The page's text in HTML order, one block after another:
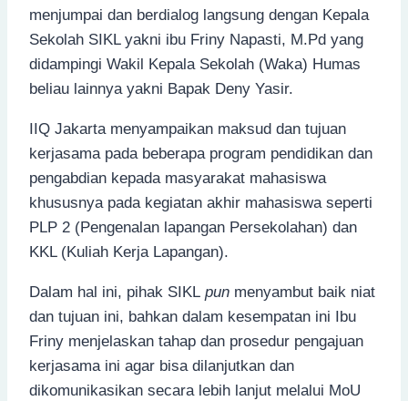
menjumpai dan berdialog langsung dengan Kepala
Sekolah SIKL yakni ibu Friny Napasti, M.Pd yang
didampingi Wakil Kepala Sekolah (Waka) Humas
beliau lainnya yakni Bapak Deny Yasir.
IIQ Jakarta menyampaikan maksud dan tujuan
kerjasama pada beberapa program pendidikan dan
pengabdian kepada masyarakat mahasiswa
khususnya pada kegiatan akhir mahasiswa seperti
PLP 2 (Pengenalan lapangan Persekolahan) dan
KKL (Kuliah Kerja Lapangan).
Dalam hal ini, pihak SIKL pun menyambut baik niat
dan tujuan ini, bahkan dalam kesempatan ini Ibu
Friny menjelaskan tahap dan prosedur pengajuan
kerjasama ini agar bisa dilanjutkan dan
dikomunikasikan secara lebih lanjut melalui MoU